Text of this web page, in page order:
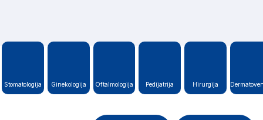
Stomatologija Ginekologija Oftalmologija Pedijatrija Hirurgija